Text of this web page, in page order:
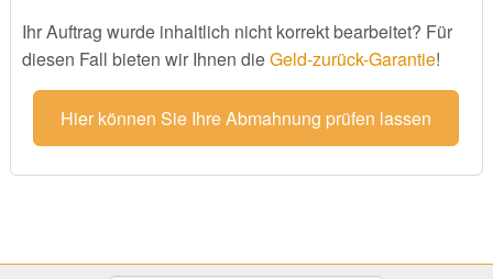
Ihr Auftrag wurde inhaltlich nicht korrekt bearbeitet? Für
diesen Fall bieten wir Ihnen dieGeld-zurück-Garantie!
Hier können Sie Ihre Abmahnung prüfen lassen